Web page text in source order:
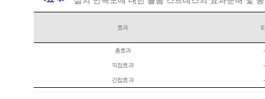
효과
총효과
직접효과
간접효과